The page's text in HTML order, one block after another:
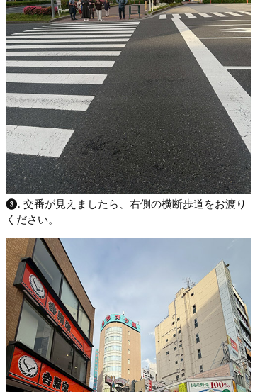
❸. 交番が見えましたら、右側の横断歩道をお渡り
ください。